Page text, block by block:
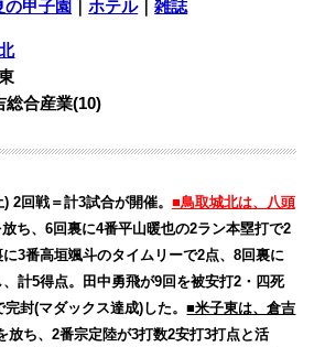
の甲子園 ｜ホテル｜雑誌
総合産業(10)
2回戦＝計3試合が開催。 ■鳥取城北は、八頭
ち、6回裏に4番平山暖也の2ラン本塁打で2
3番高垣颯斗のタイムリーで2点、8回裏に
計5得点。田中勇飛が9回を被安打2・四死
封(マダックス達成)した。■米子東は、倉吉
放ち、2番宗定陸が3打数2安打3打点と活